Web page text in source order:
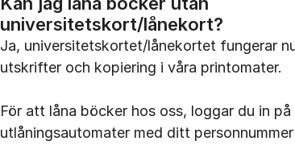
universitetskort/lånekort?
Ja, universitetskortet/lånekortet fungerar
utskrifter och kopiering i våra printomater.
För att låna böcker hos oss, loggar du in på
utlåningsautomater med ditt